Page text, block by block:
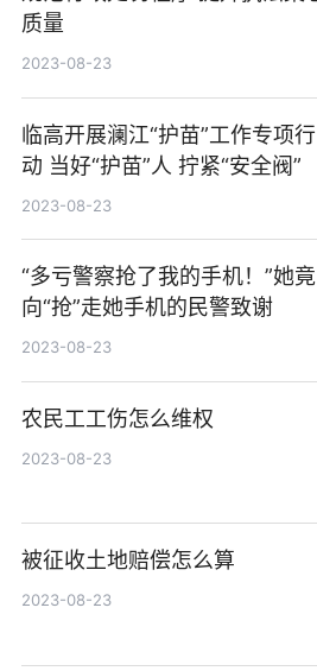
质量
2023-08-23
临高开展澜江“护苗”工作专项行
动 当好“护苗”人 拧紧“安全阀”
2023-08-23
“多亏警察抢了我的手机！”她竟
向“抢”走她手机的民警致谢
2023-08-23
农民工工伤怎么维权
2023-08-23
被征收土地赔偿怎么算
2023-08-23